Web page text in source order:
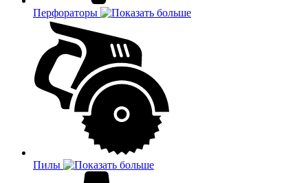
Перфораторы
Пилы